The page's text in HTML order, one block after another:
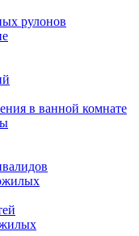
рулонов
в ванной комнате